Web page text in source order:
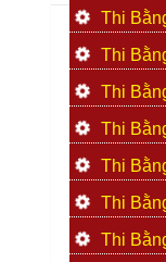
Thi
Thi
Thi
Thi
Thi
Thi
Thi